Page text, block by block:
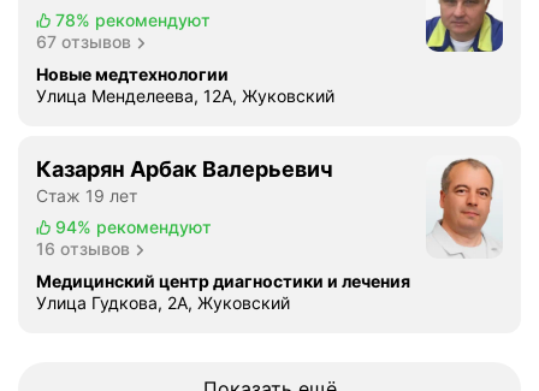
ю
78% рекомендуют
67 отзывов
Новые медтехнологии
Улица Менделеева, 12А, Жуковский
Казарян Арбак Валерьевич
Стаж 19 лет
94% рекомендуют
16 отзывов
Медицинский центр диагностики и лечения
Улица Гудкова, 2А, Жуковский